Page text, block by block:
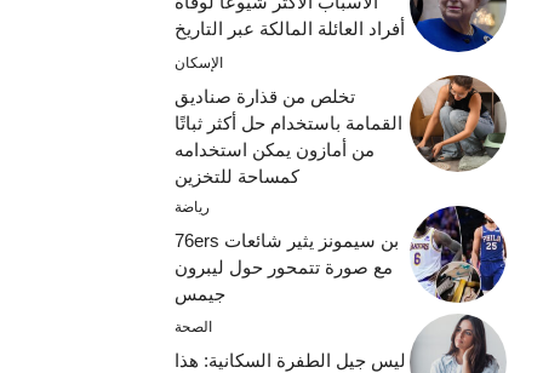
أفراد العائلة المالكة عبر التاريخ
الإسكان
تخلص من قذارة صناديق
القمامة باستخدام حل أكثر ثباتًا
من أمازون يمكن استخدامه
كمساحة للتخزين
رياضة
بن سيمونز يثير شائعات 76ers
مع صورة تتمحور حول ليبرون
جيمس
الصحة
ليس جيل الطفرة السكانية: هذا